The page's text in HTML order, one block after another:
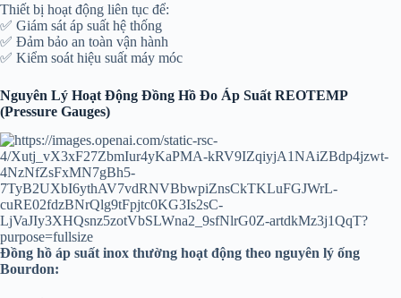
Thiết bị hoạt động liên tục để:
✅ Giám sát áp suất hệ thống
✅ Đảm bảo an toàn vận hành
✅ Kiểm soát hiệu suất máy móc
Nguyên Lý Hoạt Động Đồng Hồ Đo Áp Suất REOTEMP
(Pressure Gauges)
Đồng hồ áp suất inox thường hoạt động theo nguyên lý ống
Bourdon: